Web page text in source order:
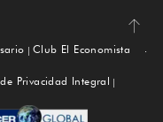
Subir
Club El Economista
Privacidad Integral